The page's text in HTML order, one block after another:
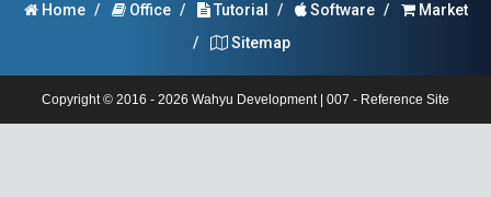
Home / Office / Tutorial / Software /
Market
/
Sitemap
Copyright © 2016 - 2026 Wahyu Development | 007 - Reference Site